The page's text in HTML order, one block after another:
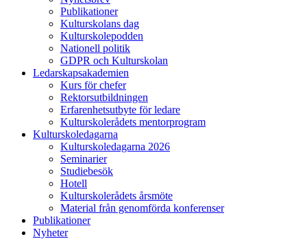
Publikationer
Kulturskolans dag
Kulturskolepodden
Nationell politik
GDPR och Kulturskolan
Ledarskapsakademien
Kurs för chefer
Rektorsutbildningen
Erfarenhetsutbyte för ledare
Kulturskolerådets mentorprogram
Kulturskoledagarna
Kulturskoledagarna 2026
Seminarier
Studiebesök
Hotell
Kulturskolerådets årsmöte
Material från genomförda konferenser
Publikationer
Nyheter